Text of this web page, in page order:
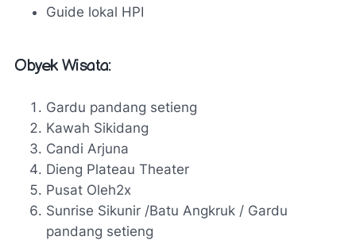
Guide lokal HPI
Obyek Wisata:
Gardu pandang setieng
Kawah Sikidang
Candi Arjuna
Dieng Plateau Theater
Pusat Oleh2x
Sunrise Sikunir /Batu Angkruk / Gardu
pandang setieng